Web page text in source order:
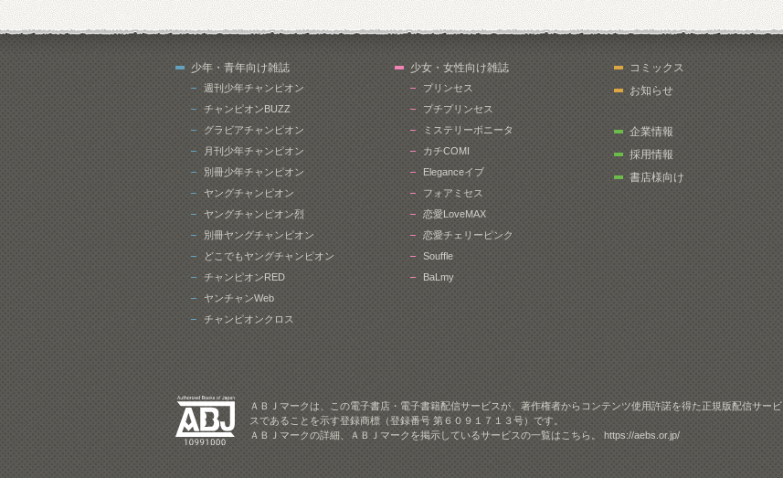
少年・青年向け雑誌
週刊少年チャンピオン
チャンピオンBUZZ
グラビアチャンピオン
月刊少年チャンピオン
別冊少年チャンピオン
ヤングチャンピオン
ヤングチャンピオン烈
別冊ヤングチャンピオン
どこでもヤングチャンピオン
チャンピオンRED
ヤンチャンWeb
チャンピオンクロス
少女・女性向け雑誌
プリンセス
プチプリンセス
ミステリーボニータ
カチCOMI
Eleganceイブ
フォアミセス
恋愛LoveMAX
恋愛チェリーピンク
Souffle
BaLmy
コミックス
お知らせ
企業情報
採用情報
書店様向け
ＡＢＪマークは、この電子書店・電子書籍配信サービスが、著作権者からコンテンツ使用許諾を得た正規版配信サービ
スであることを示す登録商標（登録番号 第６０９１７１３号）です。
ＡＢＪマークの詳細、ＡＢＪマークを掲示しているサービスの一覧はこちら。https://aebs.or.jp/